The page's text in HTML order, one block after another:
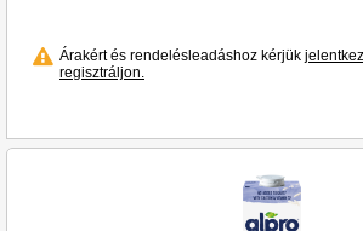
Árakért és rendelésleadáshoz kérjük
regisztráljon.